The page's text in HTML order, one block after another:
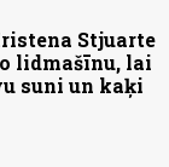
Stjuarte
lidmašīnu, lai
suni un kaķi